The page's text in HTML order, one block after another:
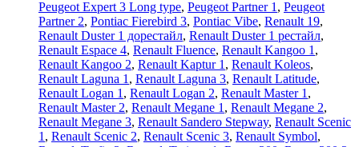
Peugeot Expert 3 Long type, Peugeot Partner 1 , Peugeot
Partner 2, Pontiac Fierebird 3, Pontiac Vibe, Renault 19,
Renault Duster 1 дорестайл, Renault Duster 1 рестайл,
Renault Espace 4, Renault Fluence, Renault Kangoo 1 ,
Renault Kangoo 2, Renault Kaptur 1 , Renault Koleos,
Renault Laguna 1 , Renault Laguna 3, Renault Latitude,
Renault Logan 1 , Renault Logan 2, Renault Master 1 ,
Renault Master 2, Renault Megane 1 , Renault Megane 2,
Renault Megane 3, Renault Sandero Stepway, Renault Scenic
1 , Renault Scenic 2, Renault Scenic 3, Renault Symbol,